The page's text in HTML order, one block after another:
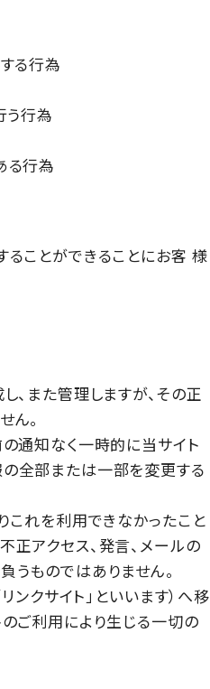
る行為
う行為
る行為
ことができることにお客 様
また管理しますが、その正
ん。
通知なく一時的に当サイト
全部または一部を変更する
れを利用できなかったこと
正アクセス、発言、メールの
うものではありません。
ンクサイト」といいます）へ移
ご利用により生じる一切の